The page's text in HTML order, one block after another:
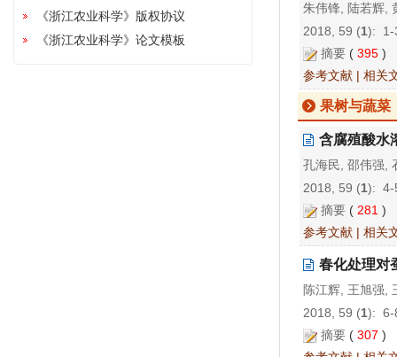
朱伟锋, 陆若辉,
2018, 59 (1): 1-
摘要 ( 395 )
参考文献 | 相关
果树与蔬菜
含腐殖酸水
孔海民, 邵伟强,
2018, 59 (1): 4-
摘要 ( 281 )
参考文献 | 相关
春化处理对
陈江辉, 王旭强,
2018, 59 (1): 6-
摘要 ( 307 )
《浙江农业科学》版权协议
《浙江农业科学》论文模板